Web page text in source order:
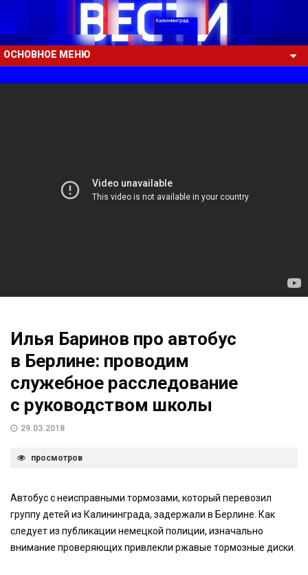
ОСНОВНОЕ МЕНЮ
Илья Баринов про автобус
в Берлине: проводим
служебное расследование
с руководством школы
29.03.2018
просмотров
Автобус с неисправными тормозами, который перевозил
группу детей из Калининграда, задержали в Берлине. Как
следует из публикации немецкой полиции, изначально
внимание проверяющих привлекли ржавые тормозные диски.